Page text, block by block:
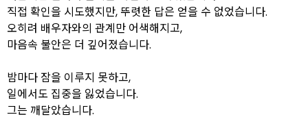
직접 확인을 시도했지만, 뚜렷한 답은 얻을 수 없었습니다.
오히려 배우자와의 관계만 어색해지고,
마음속 불안은 더 깊어졌습니다.
밤마다 잠을 이루지 못하고,
일에서도 집중을 잃었습니다.
그는 깨달았습니다.